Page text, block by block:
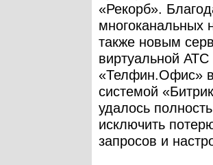
«Рекорб».
многоканальных
также новым
виртуальной АТС
«Телфин.Офис» в
системой
удалось
исключить
запросов и